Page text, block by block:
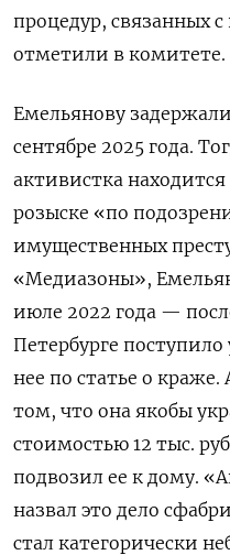
процедур, связанных
отметили в комитете.
Емельянову
сентябре 2025 года.
активистка
розыске «по
имущественных
«Медиазоны»,
июле 2022 года —
Петербурге
нее по статье о
том, что она якобы
стоимостью 12 тыс.
подвозил ее к дому.
назвал это дело
стал категорически